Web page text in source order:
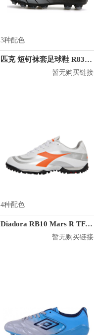
3种配色
匹克 短钉袜套足球鞋 R83361F
暂无购买链接
4种配色
Diadora RB10 Mars R TF 101.174858
暂无购买链接